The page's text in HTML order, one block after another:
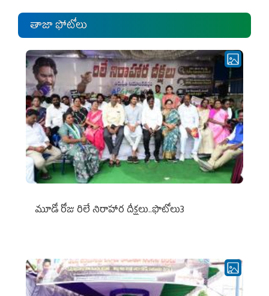
తాజా ఫోటోలు
మూడో రోజు రిలే నిరాహార దీక్షలు..ఫొటోలు3